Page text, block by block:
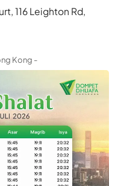
116 Leighton Rd,
Kong -